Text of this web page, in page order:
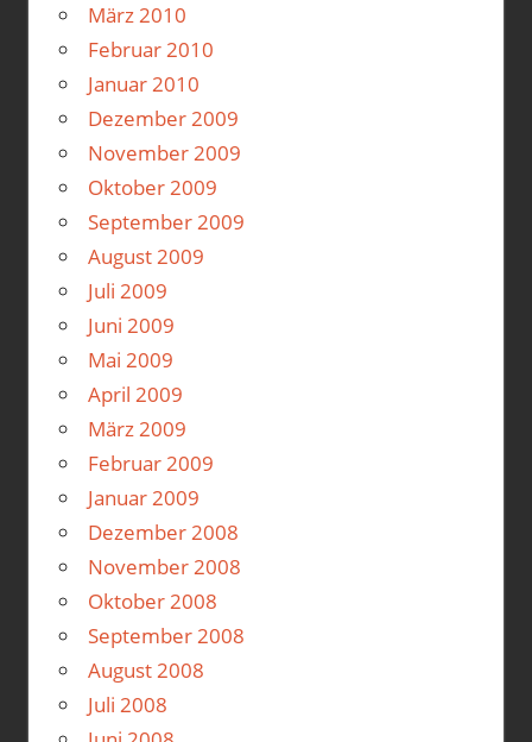
März 2010
Februar 2010
Januar 2010
Dezember 2009
November 2009
Oktober 2009
September 2009
August 2009
Juli 2009
Juni 2009
Mai 2009
April 2009
März 2009
Februar 2009
Januar 2009
Dezember 2008
November 2008
Oktober 2008
September 2008
August 2008
Juli 2008